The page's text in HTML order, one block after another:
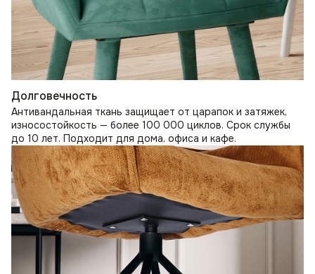
Долговечность
Антивандальная ткань защищает от царапок и затяжек,
износостойкость — более 100 000 циклов. Срок службы
до 10 лет. Подходит для дома, офиса и кафе.